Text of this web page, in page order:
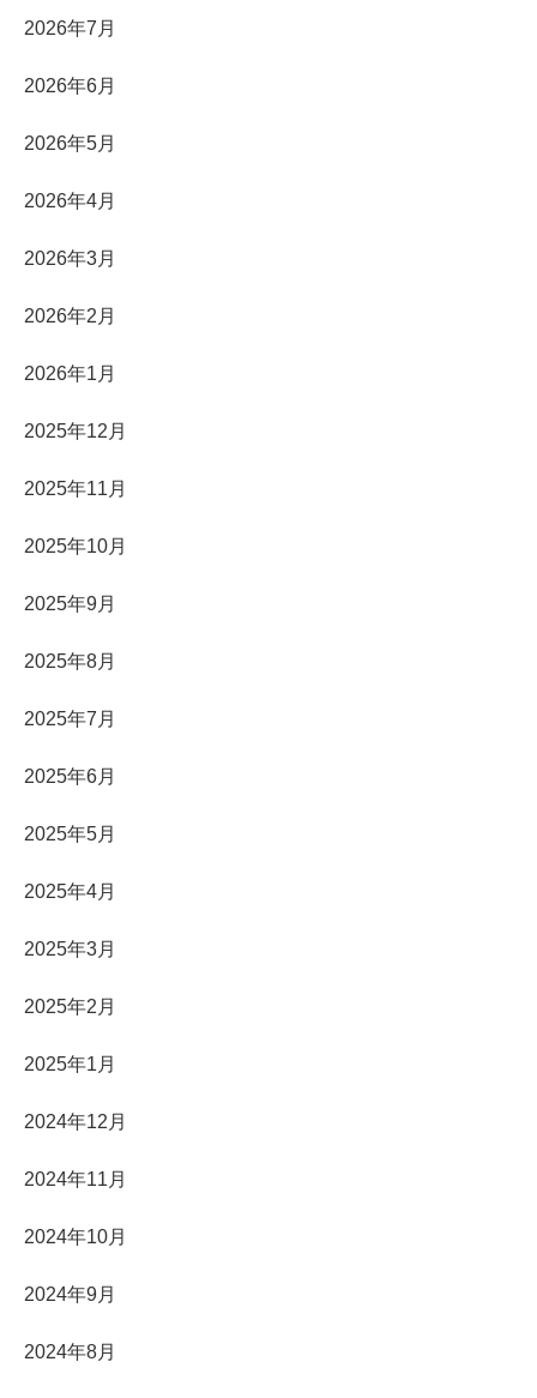
2026年7月
2026年6月
2026年5月
2026年4月
2026年3月
2026年2月
2026年1月
2025年12月
2025年11月
2025年10月
2025年9月
2025年8月
2025年7月
2025年6月
2025年5月
2025年4月
2025年3月
2025年2月
2025年1月
2024年12月
2024年11月
2024年10月
2024年9月
2024年8月